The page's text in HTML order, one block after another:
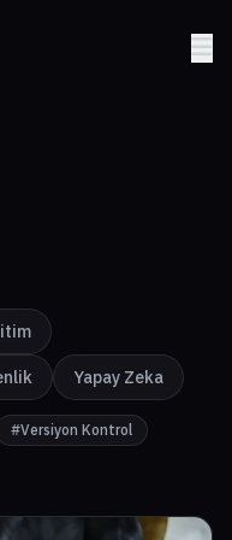
Yapay Zeka
#Versiyon Kontrol